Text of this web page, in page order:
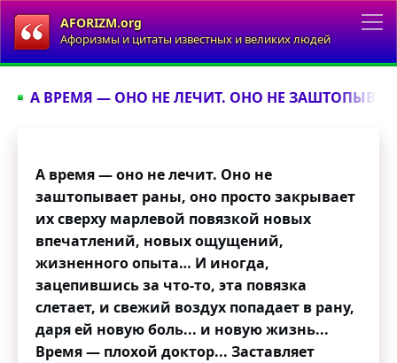
AFORIZM.org
Афоризмы и цитаты известных и великих людей
А ВРЕМЯ — ОНО НЕ ЛЕЧИТ. ОНО НЕ
А время — оно не лечит. Оно не
заштопывает раны, оно просто закрывает
их сверху марлевой повязкой новых
впечатлений, новых ощущений,
жизненного опыта… И иногда,
зацепившись за что-то, эта повязка
слетает, и свежий воздух попадает в рану,
даря ей новую боль... и новую жизнь...
Время — плохой доктор... Заставляет